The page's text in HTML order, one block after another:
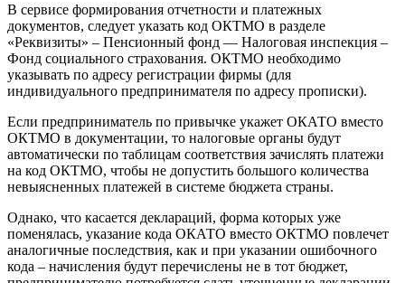
В сервисе формирования отчетности и платежных
документов, следует указать код ОКТМО в разделе
«Реквизиты» – Пенсионный фонд — Налоговая инспекция –
Фонд социального страхования. ОКТМО необходимо
указывать по адресу регистрации фирмы (для
индивидуального предпринимателя по адресу прописки).
Если предприниматель по привычке укажет ОКАТО вместо
ОКТМО в документации, то налоговые органы будут
автоматически по таблицам соответствия зачислять платежи
на код ОКТМО, чтобы не допустить большого количества
невыясненных платежей в системе бюджета страны.
Однако, что касается деклараций, форма которых уже
поменялась, указание кода ОКАТО вместо ОКТМО повлечет
аналогичные последствия, как и при указании ошибочного
кода – начисления будут перечислены не в тот бюджет,